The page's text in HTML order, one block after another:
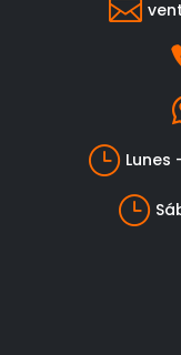

} Lunes
}